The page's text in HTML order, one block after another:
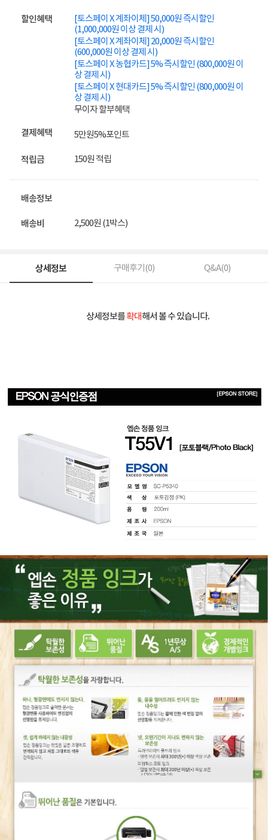
할인혜택
[토스페이 X 계좌이체] 50,000원 즉시할인
(1,000,000원 이상 결제 시)
[토스페이 X 계좌이체] 20,000원 즉시할인
(600,000원 이상 결제 시)
[토스페이 X 농협카드] 5% 즉시할인 (800,000원 이
상 결제 시)
[토스페이 X 현대카드] 5% 즉시할인 (800,000원 이
상 결제 시)
무이자 할부혜택
결제혜택 5만원5%포인트
적립금 150원 적립
배송정보
배송비 2,500원 (1박스)
상세정보 구매후기(0) Q&A(0)
상세정보를확대해서 볼 수 있습니다.